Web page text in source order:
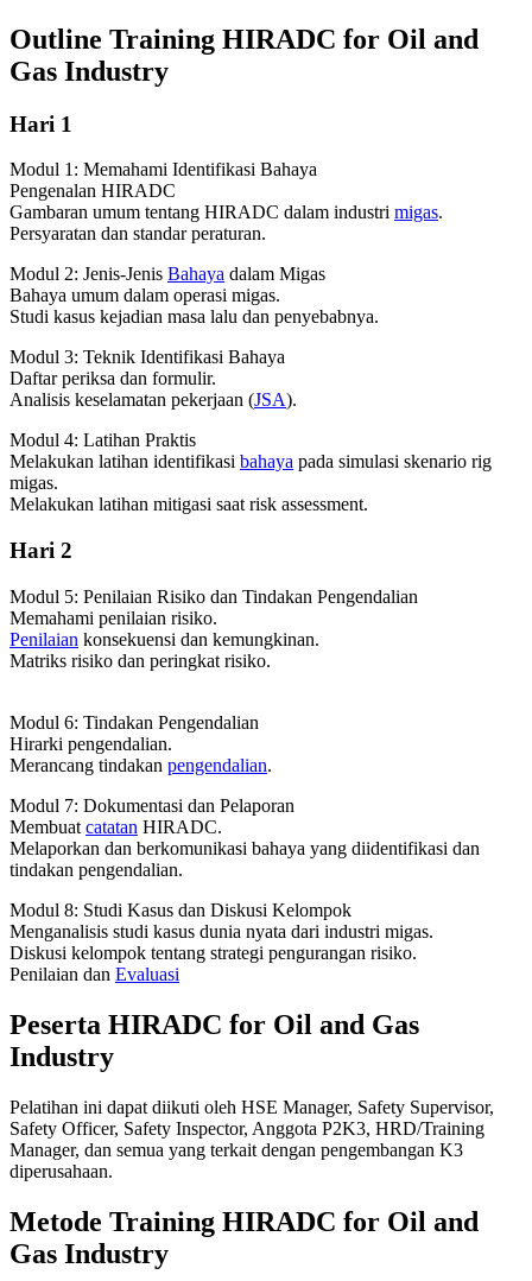
Outline Training HIRADC for Oil and
Gas Industry
Hari 1
Modul 1: Memahami Identifikasi Bahaya
Pengenalan HIRADC
Gambaran umum tentang HIRADC dalam industri migas.
Persyaratan dan standar peraturan.
Modul 2: Jenis-Jenis Bahaya dalam Migas
Bahaya umum dalam operasi migas.
Studi kasus kejadian masa lalu dan penyebabnya.
Modul 3: Teknik Identifikasi Bahaya
Daftar periksa dan formulir.
Analisis keselamatan pekerjaan (JSA).
Modul 4: Latihan Praktis
Melakukan latihan identifikasi bahaya pada simulasi skenario rig
migas.
Melakukan latihan mitigasi saat risk assessment.
Hari 2
Modul 5: Penilaian Risiko dan Tindakan Pengendalian
Memahami penilaian risiko.
Penilaian konsekuensi dan kemungkinan.
Matriks risiko dan peringkat risiko.
Modul 6: Tindakan Pengendalian
Hirarki pengendalian.
Merancang tindakan pengendalian.
Modul 7: Dokumentasi dan Pelaporan
Membuat catatan HIRADC.
Melaporkan dan berkomunikasi bahaya yang diidentifikasi dan
tindakan pengendalian.
Modul 8: Studi Kasus dan Diskusi Kelompok
Menganalisis studi kasus dunia nyata dari industri migas.
Diskusi kelompok tentang strategi pengurangan risiko.
Penilaian dan Evaluasi
Peserta HIRADC for Oil and Gas
Industry
Pelatihan ini dapat diikuti oleh HSE Manager, Safety Supervisor,
Safety Officer, Safety Inspector, Anggota P2K3, HRD/Training
Manager, dan semua yang terkait dengan pengembangan K3
diperusahaan.
Metode Training HIRADC for Oil and
Gas Industry